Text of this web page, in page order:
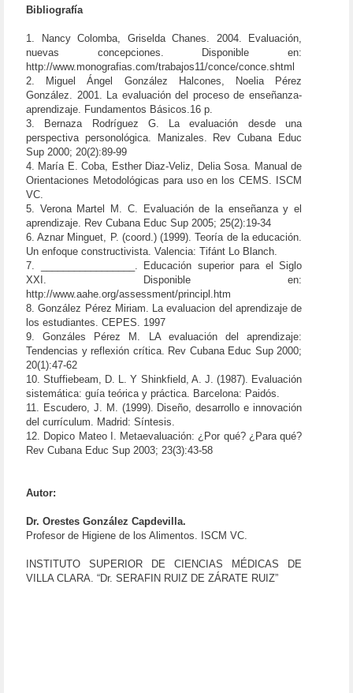
Bibliografía
1. Nancy Colomba, Griselda Chanes. 2004. Evaluación,
nuevas concepciones. Disponible en:
http://www.monografias.com/trabajos11/conce/conce.shtml
2. Miguel Ángel González Halcones, Noelia Pérez
González. 2001. La evaluación del proceso de enseñanza-
aprendizaje. Fundamentos Básicos.16 p.
3. Bernaza Rodríguez G. La evaluación desde una
perspectiva personológica. Manizales. Rev Cubana Educ
Sup 2000; 20(2):89-99
4. María E. Coba, Esther Diaz-Veliz, Delia Sosa. Manual de
Orientaciones Metodológicas para uso en los CEMS. ISCM
VC.
5. Verona Martel M. C. Evaluación de la enseñanza y el
aprendizaje. Rev Cubana Educ Sup 2005; 25(2):19-34
6. Aznar Minguet, P. (coord.) (1999). Teoría de la educación.
Un enfoque constructivista. Valencia: Tifánt Lo Blanch.
7. _________________. Educación superior para el Siglo
XXI. Disponible en:
http://www.aahe.org/assessment/principl.htm
8. González Pérez Miriam. La evaluacion del aprendizaje de
los estudiantes. CEPES. 1997
9. Gonzáles Pérez M. LA evaluación del aprendizaje:
Tendencias y reflexión crítica. Rev Cubana Educ Sup 2000;
20(1):47-62
10. Stuffiebeam, D. L. Y Shinkfield, A. J. (1987). Evaluación
sistemática: guía teórica y práctica. Barcelona: Paidós.
11. Escudero, J. M. (1999). Diseño, desarrollo e innovación
del currículum. Madrid: Síntesis.
12. Dopico Mateo I. Metaevaluación: ¿Por qué? ¿Para qué?
Rev Cubana Educ Sup 2003; 23(3):43-58
Autor:
Dr. Orestes González Capdevilla.
Profesor de Higiene de los Alimentos. ISCM VC.
INSTITUTO SUPERIOR DE CIENCIAS MÉDICAS DE
VILLA CLARA. “Dr. SERAFIN RUIZ DE ZÁRATE RUIZ”